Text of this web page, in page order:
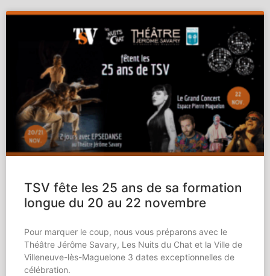
TSV fête les 25 ans de sa formation
longue du 20 au 22 novembre
Pour marquer le coup, nous vous préparons avec le
Théâtre Jérôme Savary, Les Nuits du Chat et la Ville de
Villeneuve-lès-Maguelone 3 dates exceptionnelles de
célébration.